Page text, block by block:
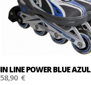
IN LINE POWER BLUE AZUL
58,90 €